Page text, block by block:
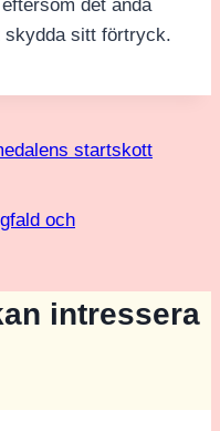
det ändå
skydda sitt förtryck.
startskott
och
intressera